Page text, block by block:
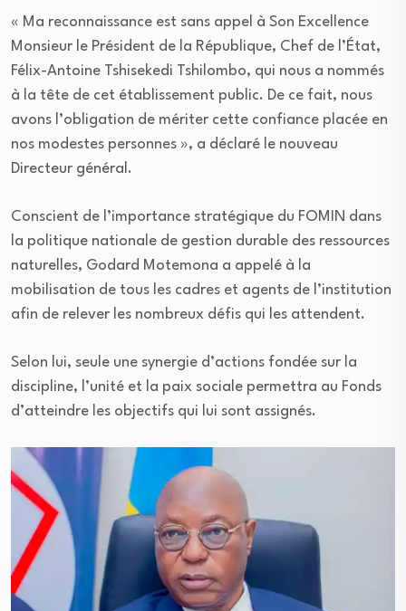
« Ma reconnaissance est sans appel à Son Excellence
Monsieur le Président de la République, Chef de l’État,
Félix-Antoine Tshisekedi Tshilombo, qui nous a nommés
à la tête de cet établissement public. De ce fait, nous
avons l’obligation de mériter cette confiance placée en
nos modestes personnes », a déclaré le nouveau
Directeur général.
Conscient de l’importance stratégique du FOMIN dans
la politique nationale de gestion durable des ressources
naturelles, Godard Motemona a appelé à la
mobilisation de tous les cadres et agents de l’institution
afin de relever les nombreux défis qui les attendent.
Selon lui, seule une synergie d’actions fondée sur la
discipline, l’unité et la paix sociale permettra au Fonds
d’atteindre les objectifs qui lui sont assignés.